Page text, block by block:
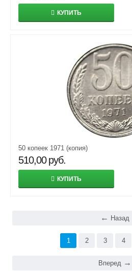
КУПИТЬ
50 копеек 1971 (копия)
510,00 руб.
КУПИТЬ
Назад
1 2 3 4
Вперед